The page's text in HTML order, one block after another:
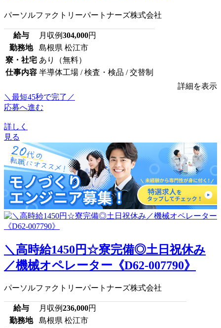
パーソルファクトリーパートナーズ株式会社
給与 月収例304,000円
勤務地
島根県 松江市
寮・社宅 あり（無料）
仕事内容 半導体工場 / 検査・検品 / 交替制
詳細を表示
＼最短45秒で完了／
応募へ進む
詳しく
見る
＼高時給1450円☆寮完備◎土日祝休み
／機械オペレーター《D62-007790》
パーソルファクトリーパートナーズ株式会社
給与 月収例236,000円
勤務地
島根県 松江市